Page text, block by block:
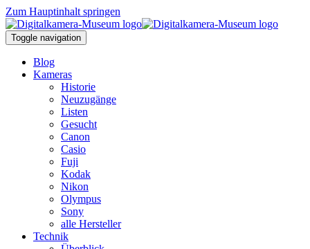
Zum Hauptinhalt springen
Toggle navigation
Blog
Kameras
Historie
Neuzugänge
Listen
Gesucht
Canon
Casio
Fuji
Kodak
Nikon
Olympus
Sony
alle Hersteller
Technik